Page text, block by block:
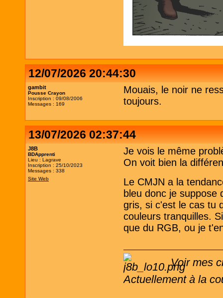
12/07/2026 20:44:30
gambit
Pousse Crayon
Inscription : 09/08/2006
Messages : 169
Mouais, le noir ne
toujours.
13/07/2026 02:37:44
J8B
BDApprenti
Lieu : Lagrave
Inscription : 25/10/2023
Messages : 338
Site Web
Je vois le même
On voit bien la
Le CMJN a la
bleu donc je suppose
gris, si c'est le cas tu
couleurs tranquilles.
que du RGB, ou je
Voir mes
Actuellement à la